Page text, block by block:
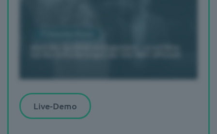
Live-Demo